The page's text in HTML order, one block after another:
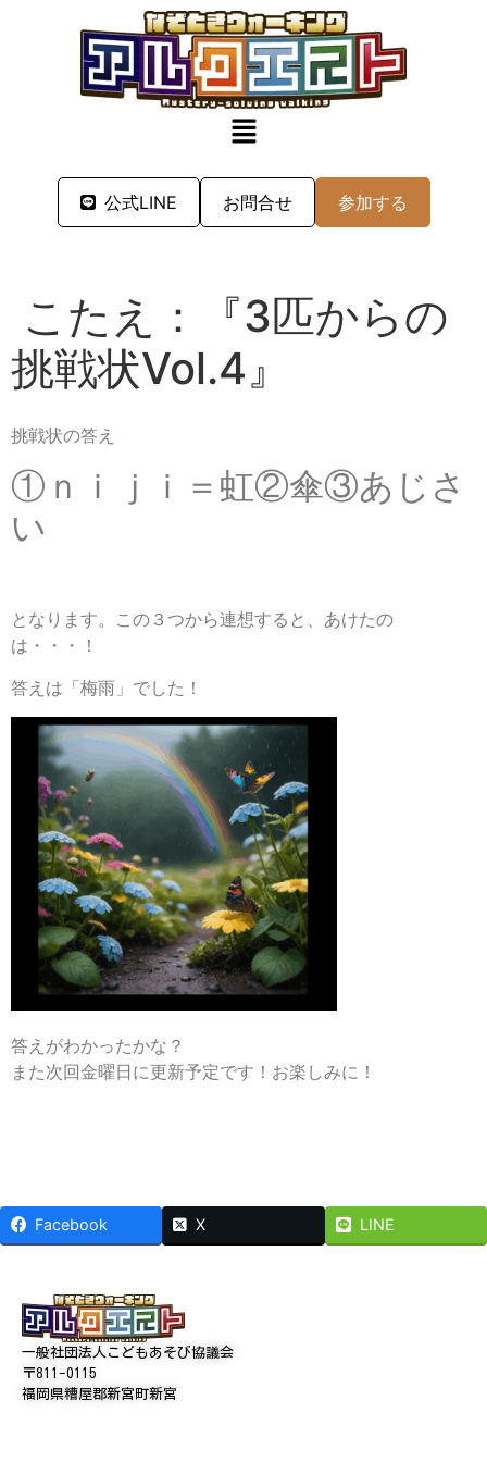
公式LINE お問合せ 参加する
こたえ：『3匹からの
挑戦状Vol.4』
挑戦状の答え
①ｎｉｊｉ＝虹②傘③あじさ
い
となります。この３つから連想すると、あけたの
は・・・！
答えは「梅雨」でした！
答えがわかったかな？
また次回金曜日に更新予定です！お楽しみに！
Facebook X LINE
一般社団法人こどもあそび協議会
〒811-0115
福岡県糟屋郡新宮町新宮